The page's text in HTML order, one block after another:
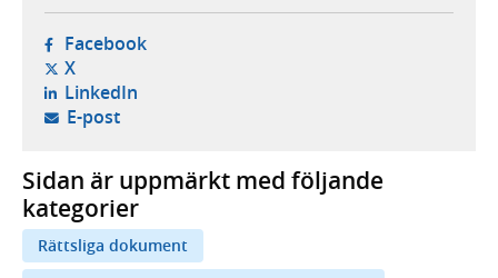
Facebook- öppnas i ny flik, extern webbplats,
X- öppnas i ny flik, extern webbplats,
LinkedIn- öppnas i ny flik, extern webbplats,
E-post- öppnar din e-postklient,
Sidan är uppmärkt med följande
kategorier
Rättsliga dokument